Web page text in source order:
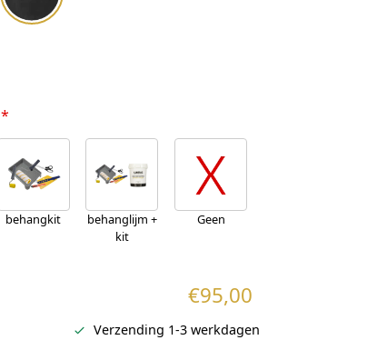
*
behangkit
behanglijm +
kit
Geen
€95,00
Verzending 1-3 werkdagen